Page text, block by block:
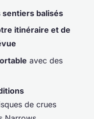
sentiers balisés
itinéraire et de
avec des
de crues